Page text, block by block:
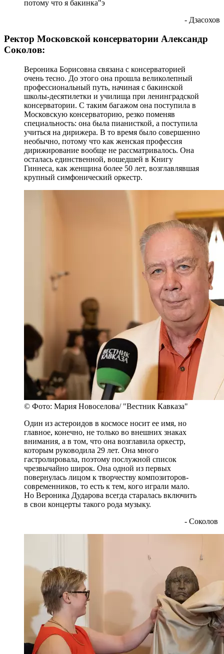
потому что я бакинка"э
- Дзасохов
Ректор Московской консерватории Александр
Соколов:
Вероника Борисовна связана с консерваторией
очень тесно. До этого она прошла великолепный
профессиональный путь, начиная с бакинской
школы-десятилетки и училища при ленинградской
консерватории. С таким багажом она поступила в
Московскую консерваторию, резко поменяв
специальность: она была пианисткой, а поступила
учиться на дирижера. В то время было совершенно
необычно, потому что как женская профессия
дирижирование вообще не рассматривалось. Она
осталась единственной, вошедшей в Книгу
Гиннеса, как женщина более 50 лет, возглавлявшая
крупный симфонический оркестр.
© Фото: Мария Новоселова/ "Вестник Кавказа"
Один из астероидов в космосе носит ее имя, но
главное, конечно, не только во внешних знаках
внимания, а в том, что она возглавила оркестр,
которым руководила 29 лет. Она много
гастролировала, поэтому послужной список
чрезвычайно широк. Она одной из первых
повернулась лицом к творчеству композиторов-
современников, то есть к тем, кого играли мало.
Но Вероника Дударова всегда старалась включить
в свои концерты такого рода музыку.
- Соколов